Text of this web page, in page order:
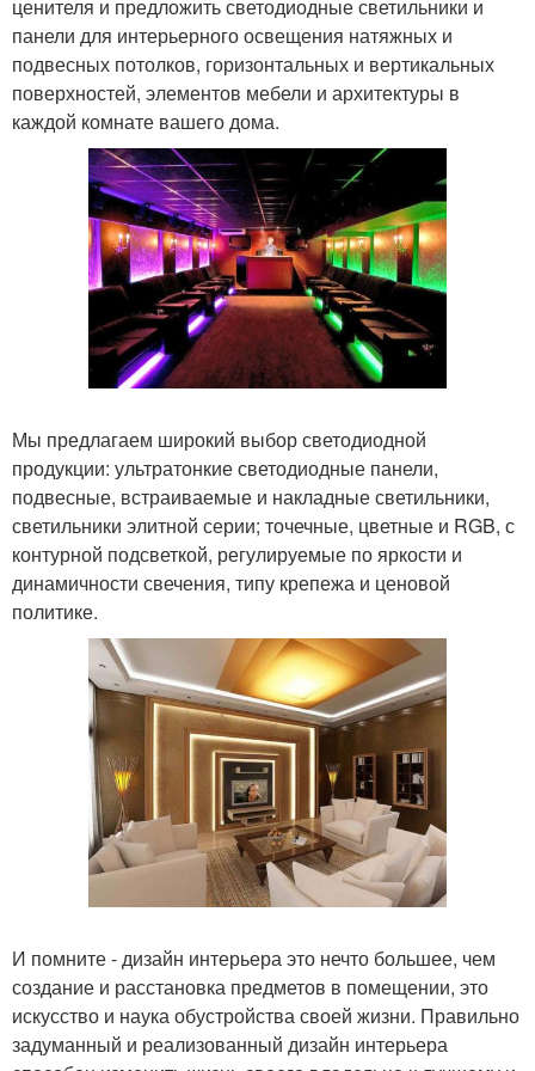
ценителя и предложить светодиодные светильники и
панели для интерьерного освещения натяжных и
подвесных потолков, горизонтальных и вертикальных
поверхностей, элементов мебели и архитектуры в
каждой комнате вашего дома.
Мы предлагаем широкий выбор светодиодной
продукции: ультратонкие светодиодные панели,
подвесные, встраиваемые и накладные светильники,
светильники элитной серии; точечные, цветные и RGB, с
контурной подсветкой, регулируемые по яркости и
динамичности свечения, типу крепежа и ценовой
политике.
И помните - дизайн интерьера это нечто большее, чем
создание и расстановка предметов в помещении, это
искусство и наука обустройства своей жизни. Правильно
задуманный и реализованный дизайн интерьера